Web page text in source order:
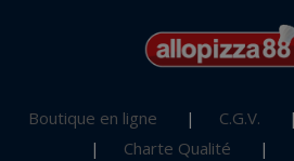
Boutique en ligne C.G.V.
Charte Qualité